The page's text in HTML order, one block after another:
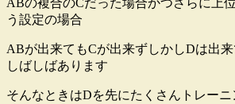
ABの複合のCだった場合かつさらに上
う設定の場合
ABが出来てもCが出来ずしかしDは出
しばしばあります
そんなときはDを先にたくさんトレー